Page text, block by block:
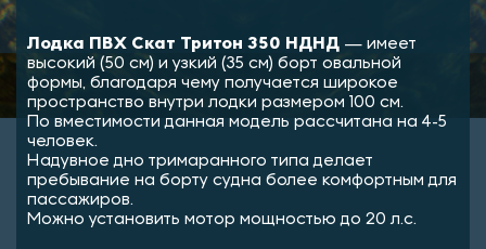
Лодка ПВХ Скат Тритон 350 НДНД — имеет
высокий (50 см) и узкий (35 см) борт овальной
формы, благодаря чему получается широкое
пространство внутри лодки размером 100 см.
По вместимости данная модель рассчитана на 4-5
человек.
Надувное дно тримаранного типа делает
пребывание на борту судна более комфортным для
пассажиров.
Можно установить мотор мощностью до 20 л.с.